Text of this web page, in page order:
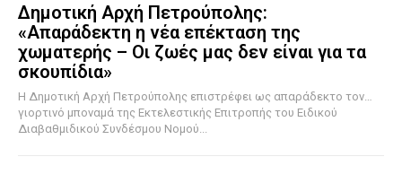
Δημοτική Αρχή Πετρούπολης:
«Απαράδεκτη η νέα επέκταση της
χωματερής – Οι ζωές μας δεν είναι για τα
σκουπίδια»
Η Δημοτική Αρχή Πετρούπολης επιστρέφει ως απαράδεκτο τον…
γιορτινό μποναμά της Εκτελεστικής Επιτροπής του Ειδικού
Διαβαθμιδικού Συνδέσμου Νομού...